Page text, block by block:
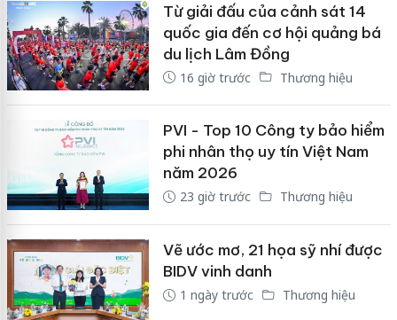
Từ giải đấu của cảnh sát 14
quốc gia đến cơ hội quảng bá
du lịch Lâm Đồng
16 giờ trước Thương hiệu
PVI - Top 10 Công ty bảo hiểm
phi nhân thọ uy tín Việt Nam
năm 2026
23 giờ trước Thương hiệu
Vẽ ước mơ, 21 họa sỹ nhí được
BIDV vinh danh
1 ngày trước Thương hiệu